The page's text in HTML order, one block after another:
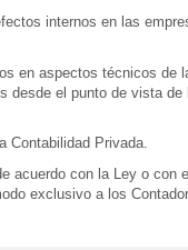
internos en las
en aspectos técnicos de
desde el punto de vista de
Contabilidad Privada.
acuerdo con la Ley o con
exclusivo a los